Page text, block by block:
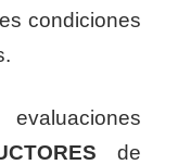
condiciones
de